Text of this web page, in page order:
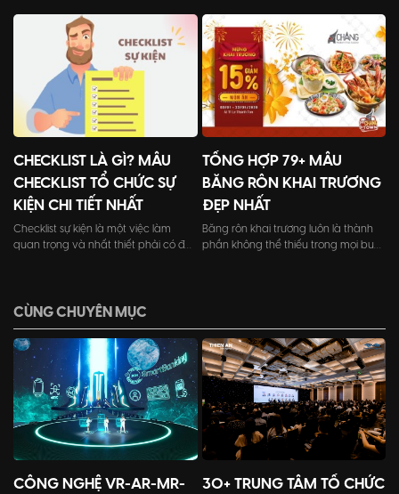
nghiệp trong mắt các khách mời
trong nhà.
CHECKLIST LÀ GÌ? MẪU
CHECKLIST TỔ CHỨC SỰ
KIỆN CHI TIẾT NHẤT
Checklist sự kiện là một việc làm
quan trọng và nhất thiết phải có để
TỔNG HỢP 79+ MẪU
BĂNG RÔN KHAI TRƯƠNG
ĐẸP NHẤT
Băng rôn khai trương luôn là thành
phần không thể thiếu trong mọi buổi
CÙNG CHUYÊN MỤC
CÔNG NGHỆ VR-AR-MR-
30+ TRUNG TÂM TỔ CHỨC